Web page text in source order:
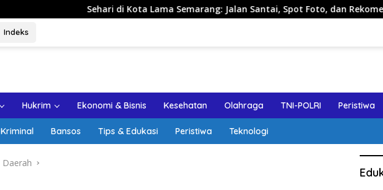
Sehari di Kota Lama Semarang: Jalan Santai, Spot Foto, dan Rekomendasi Lumpia
Indeks
Hukrim Ekonomi & Bisnis Kesehatan Olahraga TNI-POLRI Peristiwa
Kriminal Bansos Tips & Edukasi Peristiwa Teknologi
Daerah